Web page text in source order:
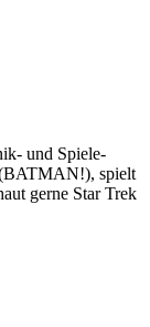
und Spiele-
(BATMAN!), spielt
gerne Star Trek